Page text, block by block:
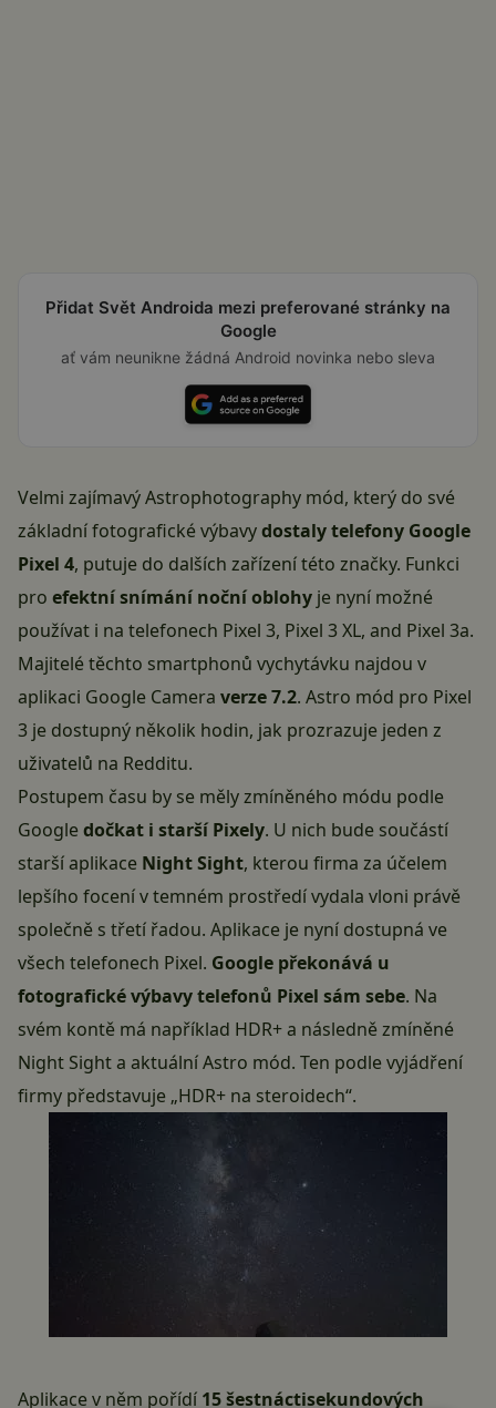
Přidat Svět Androida mezi preferované stránky na
Google
ať vám neunikne žádná Android novinka nebo sleva
Velmi zajímavý Astrophotography mód, který do své
základní fotografické výbavydostaly telefony Google
Pixel 4, putuje do dalších zařízení této značky. Funkci
pro efektní snímání noční oblohy je nyní možné
používat i na telefonech Pixel 3, Pixel 3 XL, and Pixel 3a.
Majitelé těchto smartphonů vychytávku najdou v
aplikaci Google Camera verze 7.2. Astro mód pro Pixel
3 je dostupný několik hodin, jak prozrazuje jeden z
uživatelů na Redditu.
Postupem času by se měly zmíněného módu podle
Googledočkat i starší Pixely. U nich bude součástí
starší aplikace Night Sight, kterou firma za účelem
lepšího focení v temném prostředí vydala vloni právě
společně s třetí řadou. Aplikace je nyní dostupná ve
všech telefonech Pixel. Google překonává u
fotografické výbavy telefonů Pixel sám sebe. Na
svém kontě má například HDR+ a následně zmíněné
Night Sighta aktuální Astro mód. Ten podle vyjádření
firmy představuje „HDR+ na steroidech“.
Aplikace v něm pořídí 15 šestnáctisekundových